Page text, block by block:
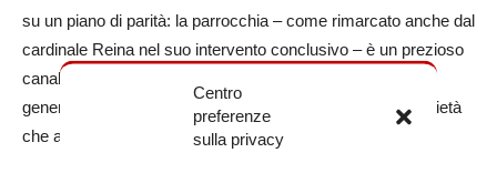
Centro
preferenze
sulla privacy
su un piano di parità: la parrocchia – come rimarcato anche dal
cardinale Reina nel suo intervento conclusivo – è un prezioso
canale di integrazione “dal basso” che accompagna una
generazione capace di arricchire con i suoi valori una società
che a volte appare stanca o priva di slancio ideale.